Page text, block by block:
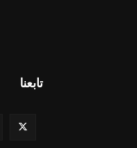
تابعنا